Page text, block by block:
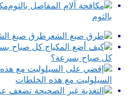
بالثوم
طرق صبغ
كل صباح بسرعة؟
السيلوليت مع هذه الخلطات